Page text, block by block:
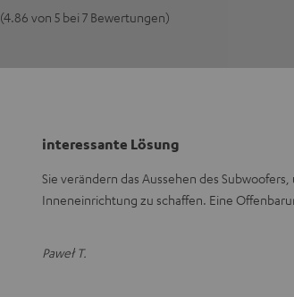
(4.86 von 5 bei 7 Bewertungen)
interessante Lösung
Sie verändern das Aussehen des
Inneneinrichtung zu schaffen. Eine
Paweł T.